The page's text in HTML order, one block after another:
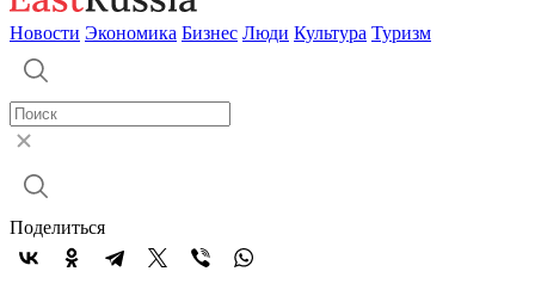
Новости Экономика Бизнес Люди Культура Туризм
Поделиться